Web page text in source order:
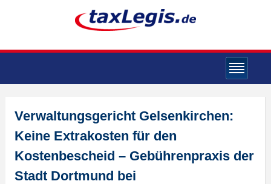
Verwaltungsgericht Gelsenkirchen:
Keine Extrakosten für den
Kostenbescheid – Gebührenpraxis der
Stadt Dortmund bei